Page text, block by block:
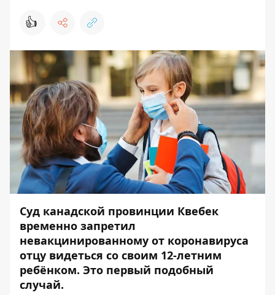
👍
Суд канадской провинции Квебек
временно запретил
невакцинированному от коронавируса
отцу видеться со своим 12-летним
ребёнком. Это первый подобный
случай.